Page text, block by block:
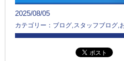
2025/08/05
カテゴリー：ブログ,スタッフブログ,